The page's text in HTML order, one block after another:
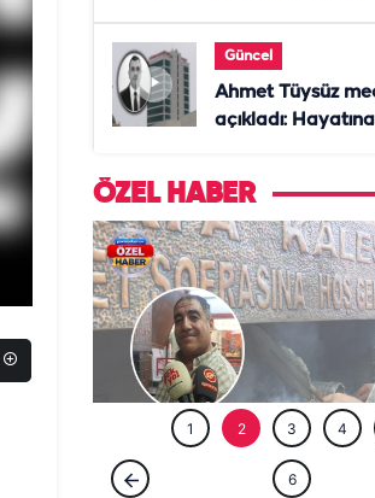
Güncel
Ahmet Tüysüz
açıkladı:
ÖZEL HABER
1 2 3 4
6